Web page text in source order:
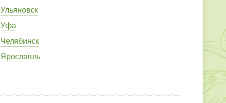
Ульяновск
Уфа
Челябинск
Ярославль